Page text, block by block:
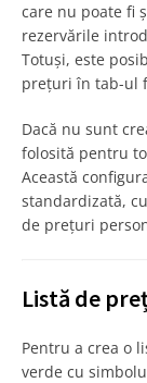
care nu poate fi
rezervările
Totuși, este
prețuri în tab-ul
Dacă nu sunt
folosită pentru
Această
standardizată,
de prețuri
Listă de
Pentru a crea o
verde cu